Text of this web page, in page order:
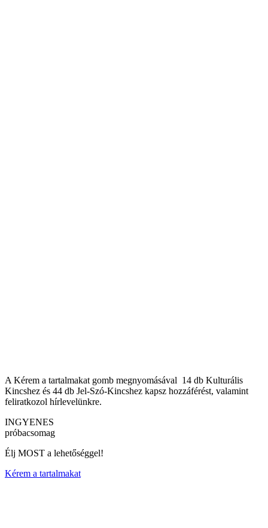
A Kérem a tartalmakat gomb megnyomásával 14 db Kulturális
Kincshez és 44 db Jel-Szó-Kincshez kapsz hozzáférést, valamint
feliratkozol hírlevelünkre.
INGYENES
próbacsomag
Élj MOST a lehetőséggel!
Kérem a tartalmakat